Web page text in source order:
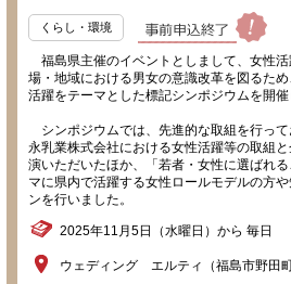
くらし・環境
福島県主催のイベントとしまして、女性
場・地域における男女の意識改革を図るた
活躍をテーマとした標記シンポジウムを開催
シンポジウムでは、先進的な取組を行っ
永乳業株式会社における女性活躍等の取組
演いただいたほか、「若者・女性に選ばれ
マに県内で活躍する女性ロールモデルの方
ンを行いました。
2025年11月5日（水曜日）から 毎日
ウェディング エルティ（福島市野田